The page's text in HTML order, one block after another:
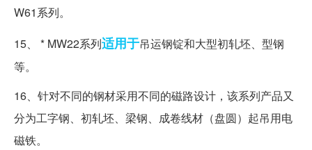
W61系列。
15、 * MW22系列适用于吊运钢锭和大型初轧坯、型钢
等。
16、针对不同的钢材采用不同的磁路设计，该系列产品又
分为工字钢、初轧坯、梁钢、成卷线材（盘圆）起吊用电
磁铁。